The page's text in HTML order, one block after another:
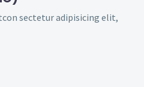
sectetur adipisicing elit,